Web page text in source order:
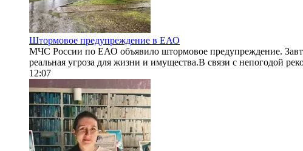
Штормовое предупреждение в ЕАО
МЧС России по ЕАО объявило штормовое предупреждение.
реальная угроза для жизни и имущества.В связи с непогодой
12:07